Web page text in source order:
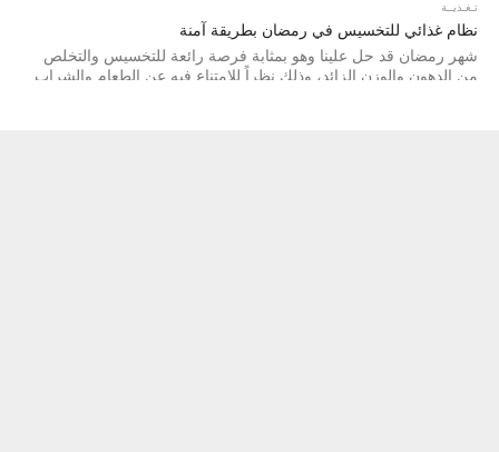
تـغـذيــة
نظام غذائي للتخسيس في رمضان بطريقة آمنة
شهر رمضان قد حل علينا وهو بمثابة فرصة رائعة للتخسيس والتخلص
من الدهون والوزن الزائد، وذلك نظراً للامتناع فيه عن الطعام والشراب...